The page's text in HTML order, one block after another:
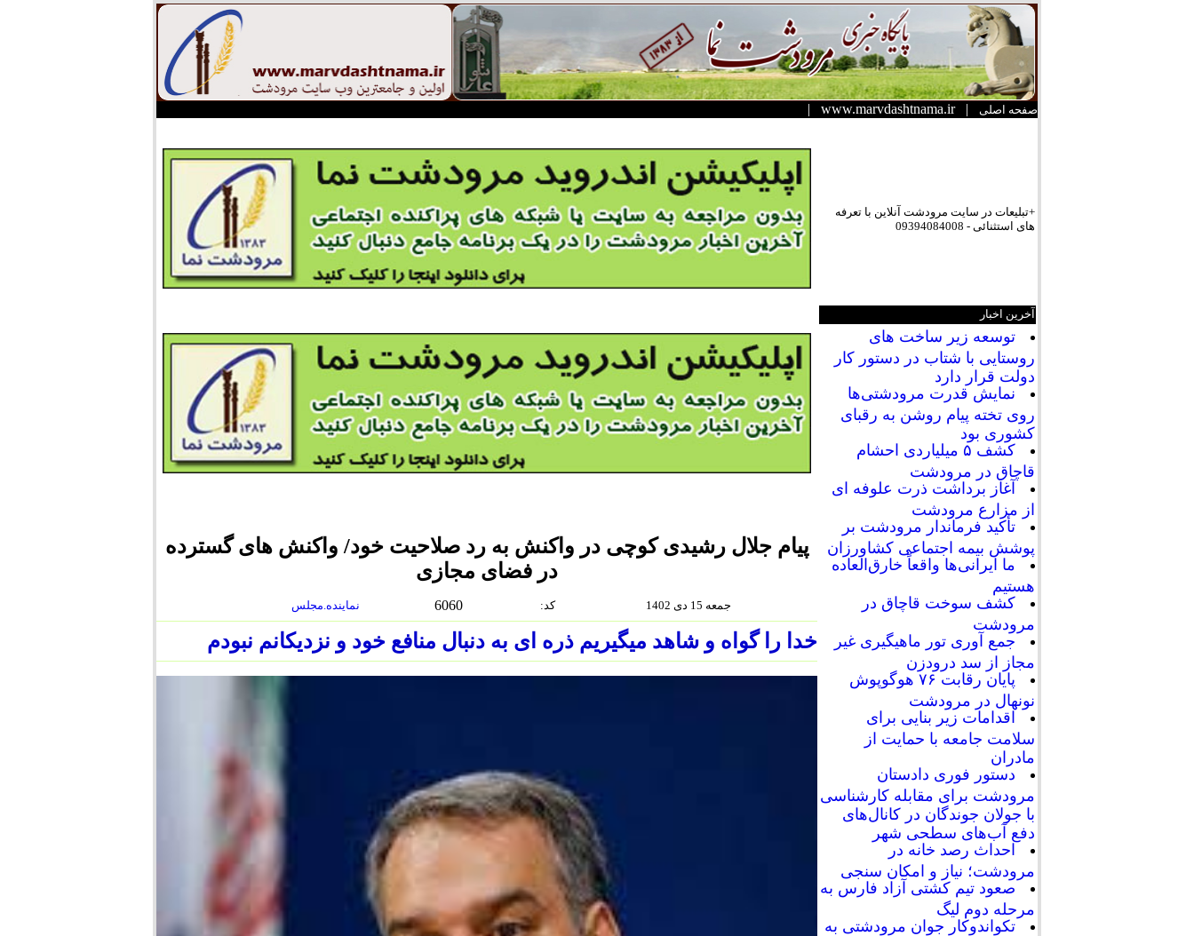
صفحه اصلی |
www.marvdashtnama.ir
|
+تبلیعات در سایت مرودشت آنلاین با تعرفه
های استثنائی - 09394084008
آخرین اخبار
توسعه زیر ساخت های
روستایی با شتاب در دستور کار
دولت قرار دارد
نمایش قدرت مرودشتی‌ها
روی تخته پیام روشن به رقبای
کشوری بود
کشف ۵ میلیاردی احشام
قاچاق در مرودشت
آغاز برداشت ذرت علوفه ای
از مزارع مرودشت
تأکید فرماندار مرودشت بر
پوشش بیمه اجتماعی کشاورزان
ما ایرانی‌ها واقعاً خارق‌العاده
هستیم
کشف سوخت قاچاق در
مرودشت
جمع آوری تور ماهیگیری غیر
مجاز از سد درودزن
پایان رقابت‌ ۷۶ هوگوپوش
نونهال در مرودشت
اقدامات زیر بنایی برای
سلامت جامعه با حمایت از
مادران
دستور فوری دادستان
مرودشت برای مقابله کارشناسی
با جولان جوندگان در کانال‌های
دفع آب‌های سطحی شهر
احداث رصد خانه در
مرودشت؛ نیاز و امکان سنجی
صعود تیم کشتی آزاد فارس به
مرحله دوم لیگ
تکواندوکار جوان مرودشتی به
پیام جلال رشیدی کوچی در واکنش به رد صلاحیت خود/ واکنش های گسترده
در فضای مجازی
6060 :كد جمعه 15 دى 1402
خدا را گواه و شاهد میگیریم ذره ای به دنبال منافع خود و نزدیکانم‌ نبودم